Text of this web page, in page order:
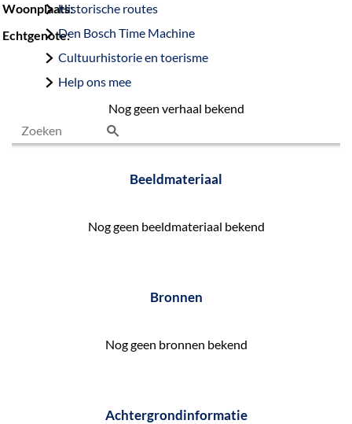
Historische routes
Den Bosch Time Machine
Cultuurhistorie en toerisme
Help ons mee
k
Woonplaats:
Echtgenote:
Nog geen verhaal bekend
Beeldmateriaal
Nog geen beeldmateriaal bekend
Bronnen
Nog geen bronnen bekend
Achtergrondinformatie